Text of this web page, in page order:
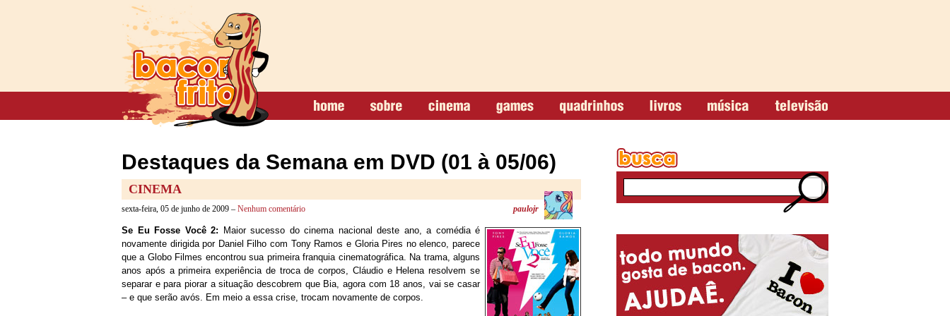
Destaques da Semana em DVD (01 à 05/06)
CINEMA
sexta-feira, 05 de junho de 2009 – Nenhum comentário paulojr
Se Eu Fosse Você 2: Maior sucesso do cinema nacional deste ano, a comédia é
novamente dirigida por Daniel Filho com Tony Ramos e Gloria Pires no elenco, parece
que a Globo Filmes encontrou sua primeira franquia cinematográfica. Na trama, alguns
anos após a primeira experiência de troca de corpos, Cláudio e Helena resolvem se
separar e para piorar a situação descobrem que Bia, agora com 18 anos, vai se casar
– e que serão avós. Em meio a essa crise, trocam novamente de corpos.